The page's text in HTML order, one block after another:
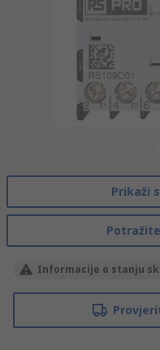
Prikaži
Informacije o stanju